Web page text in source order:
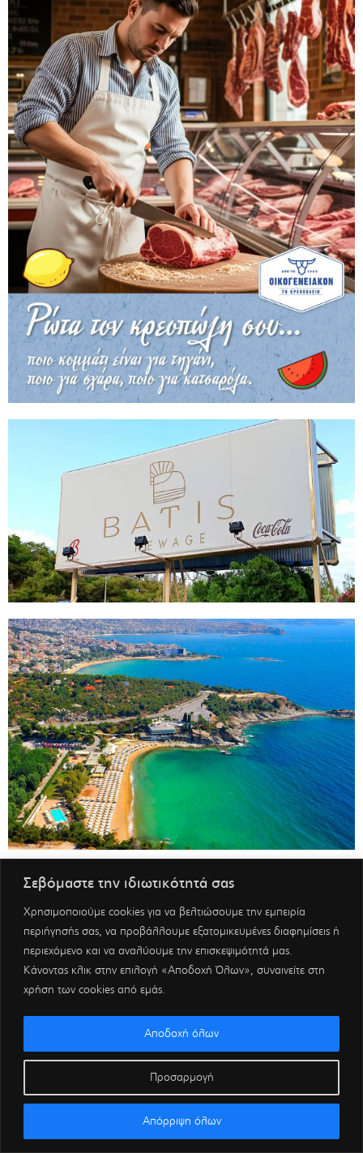
Σεβόμαστε την ιδιωτικότητά σας
Χρησιμοποιούμε cookies για να βελτιώσουμε την εμπειρία
περιήγησής σας, να προβάλλουμε εξατομικευμένες διαφημίσεις ή
περιεχόμενο και να αναλύουμε την επισκεψιμότητά μας.
Κάνοντας κλικ στην επιλογή «Αποδοχή Όλων», συναινείτε στη
χρήση των cookies από εμάς.
Προσαρμογή
Απόρριψη όλων
Αποδοχή όλων